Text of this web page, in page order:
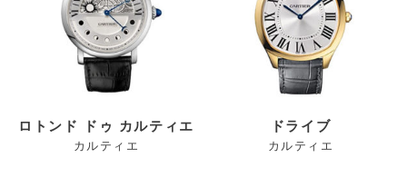
ロトンド ドゥ カルティエ
カルティエ
ドライブ
カルティエ